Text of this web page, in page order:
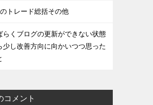
トレード総括その他
らくブログの更新ができない状態
少し改善方向に向かいつつ思った
コメント